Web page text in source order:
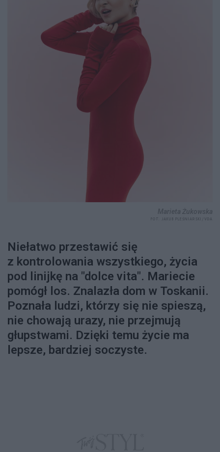
Niełatwo przestawić się
z kontrolowania wszystkiego, życia
pod linijkę na "dolce vita". Mariecie
pomógł los. Znalazła dom w Toskanii.
Poznała ludzi, którzy się nie spieszą,
nie chowają urazy, nie przejmują
głupstwami. Dzięki temu życie ma
lepsze, bardziej soczyste.